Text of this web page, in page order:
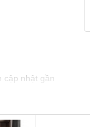
cập nhật gần